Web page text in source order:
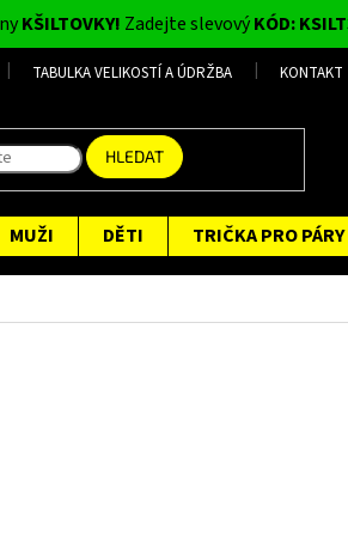
KŠILTOVKY! Zadejte slevovýKÓD:
TABULKA VELIKOSTÍ A ÚDRŽBA KONTAKT
HLEDAT
MUŽI DĚTI TRIČKA PRO PÁRY